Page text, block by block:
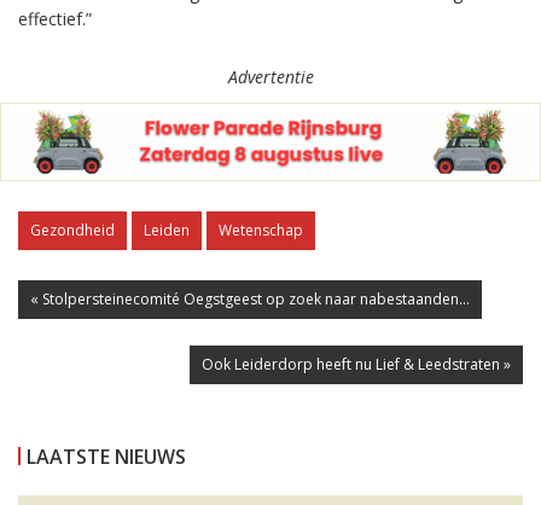
effectief.”
Advertentie
Gezondheid Leiden Wetenschap
« Stolpersteinecomité Oegstgeest op zoek naar nabestaanden...
Ook Leiderdorp heeft nu Lief & Leedstraten »
LAATSTE NIEUWS